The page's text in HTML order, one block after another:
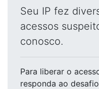
Seu IP fez
acessos
conosco.
Para liberar o
responda ao